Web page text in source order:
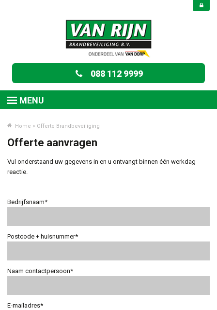
088 112 9999
MENU
Home > Offerte Brandbeveiliging
Offerte aanvragen
Vul onderstaand uw gegevens in en u ontvangt binnen één werkdag
reactie.
Bedrijfsnaam*
Postcode + huisnummer*
Naam contactpersoon*
E-mailadres*